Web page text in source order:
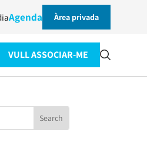
Agenda Àrea privada
VULL ASSOCIAR-ME